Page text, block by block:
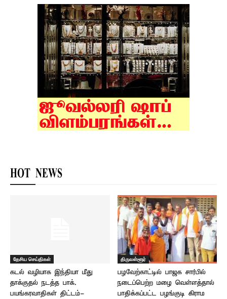
HOT NEWS
தேசிய செய்திகள்
கடல் வழியாக இந்தியா மீது
தாக்குதல் நடத்த பாக்.
பயங்கரவாதிகள் திட்டம்-
திருவள்ளூர்
பழவேற்காட்டில் பாஜக சார்பில்
நடைப்பெற்ற மழை வெள்ளத்தால்
பாதிக்கப்பட்ட பழங்குடி கிராம